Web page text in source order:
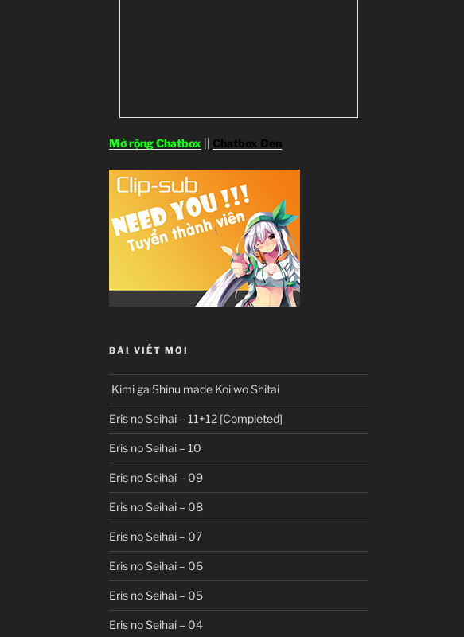
Mở rộng Chatbox Chatbox Đen
BÀI VIẾT MỚI
Kimi ga Shinu made Koi wo Shitai
Eris no Seihai – 11+12 [Completed]
Eris no Seihai – 10
Eris no Seihai – 09
Eris no Seihai – 08
Eris no Seihai – 07
Eris no Seihai – 06
Eris no Seihai – 05
Eris no Seihai – 04